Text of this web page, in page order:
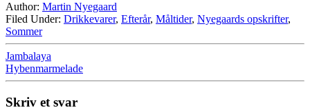
Author: Martin Nyegaard
Filed Under: Drikkevarer, Efterår, Måltider, Nyegaards opskrifter,
Sommer
Jambalaya
Hybenmarmelade
Skriv et svar